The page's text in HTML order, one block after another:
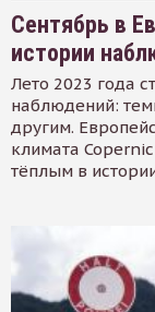
Сентябрь в
истории
Лето 2023 года
наблюдений:
другим.
климата
тёплым в